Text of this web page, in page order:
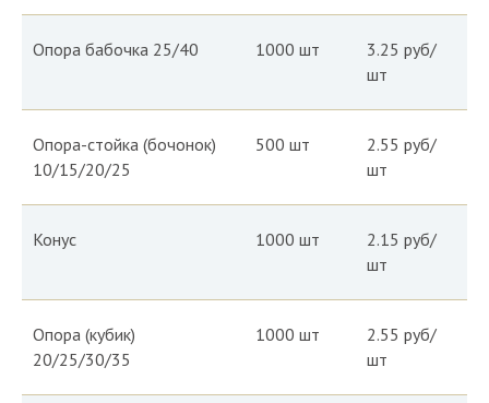
Опора бабочка 25/40 1000 шт
3.25 руб/
шт
Опора-стойка (бочонок)
10/15/20/25
500 шт
2.55 руб/
шт
Конус 1000 шт
2.15 руб/
шт
Опора (кубик)
20/25/30/35
1000 шт
2.55 руб/
шт